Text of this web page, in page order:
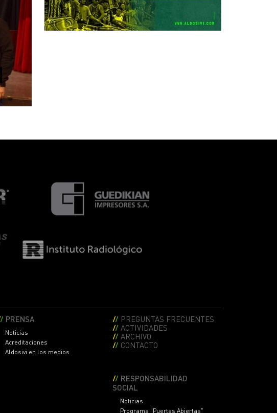
PRENSA
Noticias
Acreditaciones
Aldosivi en los medios
PREGUNTAS FRECUENTES
ACTIVIDADES
ARCHIVO
CONTACTO
RESPONSABILIDAD
SOCIAL
Noticias
Programa "Puertas Abiertas"